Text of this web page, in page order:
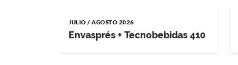
JULIO / AGOSTO 2026
Envasprés + Tecnobebidas 410